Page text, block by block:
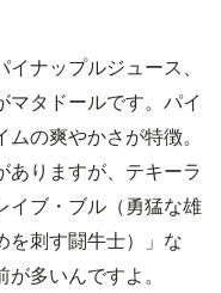
ナップルジュース、
マタドールです。パイ
の爽やかさが特徴。
ありますが、テキーラ
イブ・ブル（勇猛な雄
を刺す闘牛士）」な
多いんですよ。